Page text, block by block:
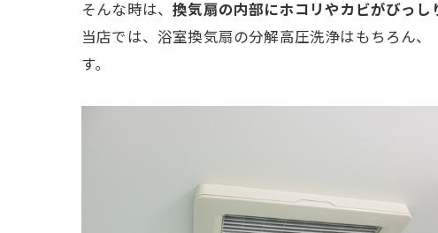
そんな時は、換気扇の内部にホコリやカビがびっ
当店では、浴室換気扇の分解高圧洗浄はもちろん
す。